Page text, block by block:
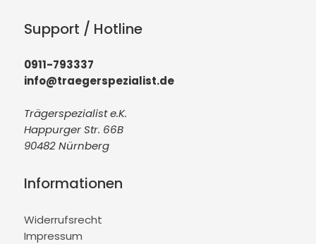
Support / Hotline
0911-793337
info@traegerspezialist.de
Trägerspezialist e.K.
Happurger Str. 66B
90482 Nürnberg
Informationen
Widerrufsrecht
Impressum